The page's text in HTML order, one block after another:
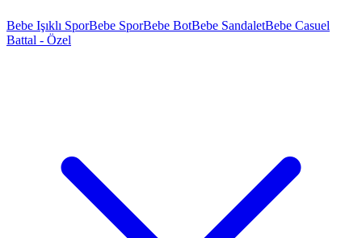
Bebe Işıklı SporBebe SporBebe BotBebe SandaletBebe Casuel
Battal - Özel